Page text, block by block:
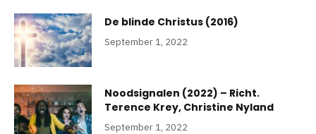
De blinde Christus (2016)
September 1, 2022
Noodsignalen (2022) – Richt.
Terence Krey, Christine Nyland
September 1, 2022